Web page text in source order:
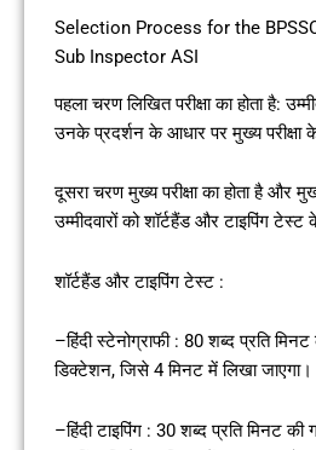
Selection Process for the
Sub Inspector ASI
पहला चरण लिखित परीक्षा का होता है:
उनके प्रदर्शन के आधार पर मुख्य परीक्षा
दूसरा चरण मुख्य परीक्षा का होता है और
उम्मीदवारों को शॉर्टहैंड और टाइपिंग टेस्ट
शॉर्टहैंड और टाइपिंग टेस्ट :
–हिंदी स्टेनोग्राफी : 80 शब्द प्रति
डिक्टेशन, जिसे 4 मिनट में लिखा जाएगा।
–हिंदी टाइपिंग : 30 शब्द प्रति मिनट की